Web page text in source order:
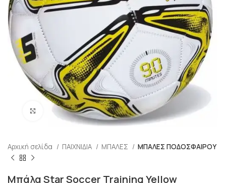
Click to enlarge
Αρχική σελίδα ΠΑΙΧΝΙΔΙΑ ΜΠΑΛΕΣ ΜΠΑΛΕΣ ΠΟΔΟΣΦΑΙΡΟΥ
Μπάλα Star Soccer Training Yellow